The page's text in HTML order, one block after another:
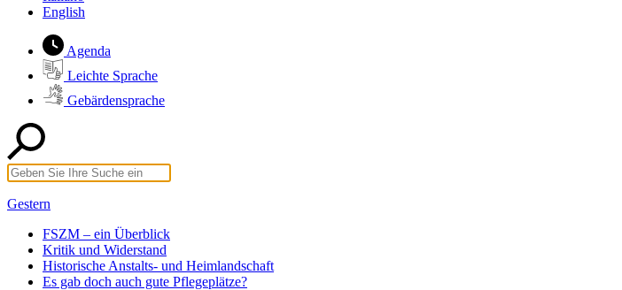
English
Agenda
Leichte Sprache
Gebärdensprache
Gestern
FSZM – ein Überblick
Kritik und Widerstand
Historische Anstalts- und Heimlandschaft
Es gab doch auch gute Pflegeplätze?